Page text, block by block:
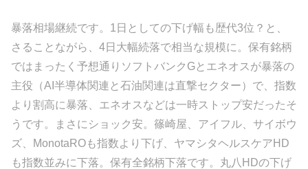
暴落相場継続です。1日としての下げ幅も歴代3位？と、
さることながら、4日大幅続落で相当な規模に。保有銘柄
ではまったく予想通りソフトバンクGとエネオスが暴落の
主役（AI半導体関連と石油関連は直撃セクター）で、指数
より割高に暴落、エネオスなどは一時ストップ安だったそ
うです。まさにショック安。篠崎屋、アイフル、サイボウ
ズ、MonotaROも指数より下げ、ヤマシタヘルスケアHD
も指数並みに下落。保有全銘柄下落です。丸八HDの下げ